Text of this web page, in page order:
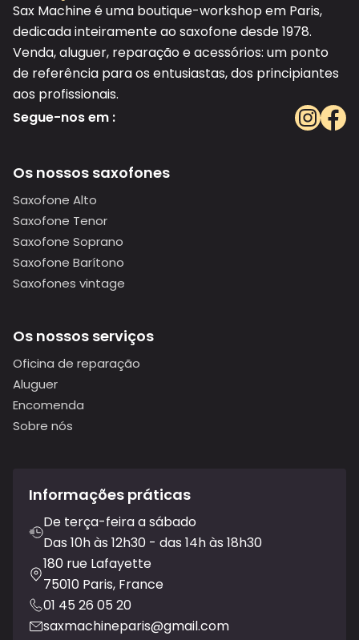
Sax Machine é uma boutique-workshop em Paris,
dedicada inteiramente ao saxofone desde 1978.
Venda, aluguer, reparação e acessórios: um ponto
de referência para os entusiastas, dos principiantes
aos profissionais.
Segue-nos em :
Os nossos saxofones
Saxofone Alto
Saxofone Tenor
Saxofone Soprano
Saxofone Barítono
Saxofones vintage
Os nossos serviços
Oficina de reparação
Aluguer
Encomenda
Sobre nós
Informações práticas
De terça-feira a sábado
Das 10h às 12h30 - das 14h às 18h30
180 rue Lafayette
75010 Paris, France
01 45 26 05 20
saxmachineparis@gmail.com